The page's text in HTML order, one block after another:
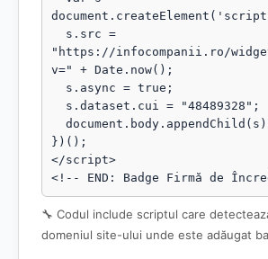
"https://infocompanii.ro/
v=" + Date.now();
})();
</script>
<!-- END: Badge Firmă de
🔧 Codul include scriptul care
domeniul site-ului unde este adăugat